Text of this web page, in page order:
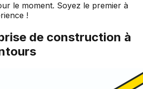
le moment. Soyez le premier à
!
de construction à